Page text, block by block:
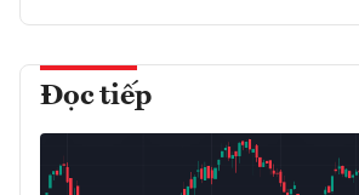
Đọc tiếp